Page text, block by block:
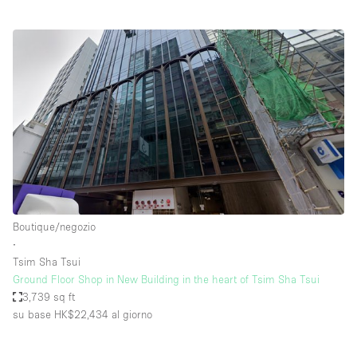
Boutique/negozio
∙
Tsim Sha Tsui
Ground Floor Shop in New Building in the heart of Tsim Sha Tsui
3,739 sq ft
su base HK$22,434 al giorno